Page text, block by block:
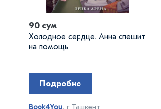
90 сум
Холодное сердце. Анна спешит
на помощь
Подробно
Book4You, г Ташкент